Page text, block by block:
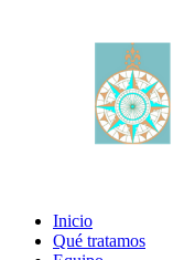
Inicio
Qué tratamos